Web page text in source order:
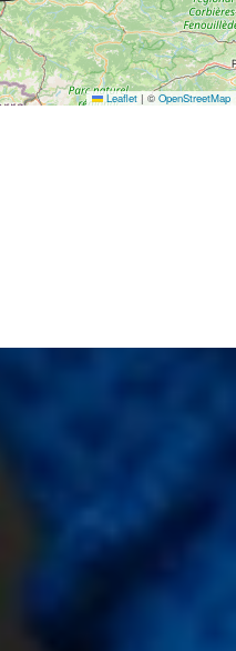
Leaflet | © OpenStreetMap